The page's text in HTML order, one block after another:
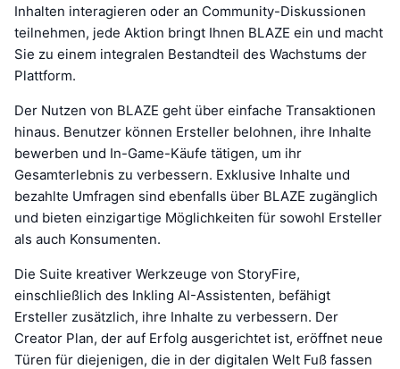
Inhalten interagieren oder an Community-Diskussionen
teilnehmen, jede Aktion bringt Ihnen BLAZE ein und macht
Sie zu einem integralen Bestandteil des Wachstums der
Plattform.
Der Nutzen von BLAZE geht über einfache Transaktionen
hinaus. Benutzer können Ersteller belohnen, ihre Inhalte
bewerben und In-Game-Käufe tätigen, um ihr
Gesamterlebnis zu verbessern. Exklusive Inhalte und
bezahlte Umfragen sind ebenfalls über BLAZE zugänglich
und bieten einzigartige Möglichkeiten für sowohl Ersteller
als auch Konsumenten.
Die Suite kreativer Werkzeuge von StoryFire,
einschließlich des Inkling AI-Assistenten, befähigt
Ersteller zusätzlich, ihre Inhalte zu verbessern. Der
Creator Plan, der auf Erfolg ausgerichtet ist, eröffnet neue
Türen für diejenigen, die in der digitalen Welt Fuß fassen